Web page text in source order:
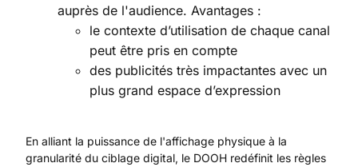
auprès de l'audience. Avantages :
le contexte d’utilisation de chaque canal
peut être pris en compte
des publicités très impactantes avec un
plus grand espace d’expression
En alliant la puissance de l'affichage physique à la
granularité du ciblage digital, le DOOH redéfinit les règles